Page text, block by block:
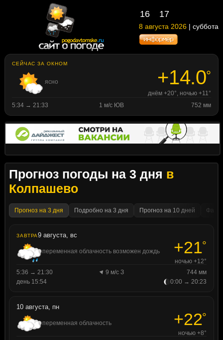
16 17
8 августа 2026 | суббота
СЕЙЧАС ЗА ОКНОМ
ясно +14.0°
днём +20°, ночью +11°
5:34 → 21:33
1 м/с ЮВ 752 мм
Прогноз погоды на 3 дня в
Колпашево
Прогноз на 3 дня Подробно на 3 дня Прогноз на 10 дней
ЗАВТРА9 августа, вс
переменная облачность возможен дождь +21°
ночью +12°
5:36 → 21:30
9 м/с З
744 мм
день 15:54
0:00 → 20:23
10 августа, пн
переменная облачность +22°
ночью +8°